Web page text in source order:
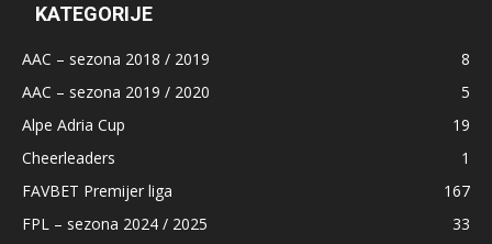
KATEGORIJE
AAC – sezona 2018 / 2019
8
AAC – sezona 2019 / 2020
5
Alpe Adria Cup
19
Cheerleaders
1
FAVBET Premijer liga
167
FPL – sezona 2024 / 2025
33